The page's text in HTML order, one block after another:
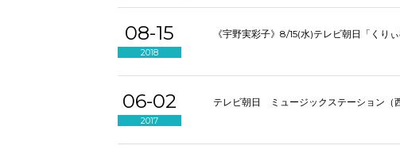
08-15
2018
《宇野実彩子》8/15(水)テレビ朝日「くり
06-02
2017
テレビ朝日 ミュージックステーション（